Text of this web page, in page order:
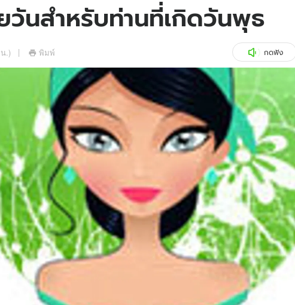
สถิติหวยไทย
วัยรุ่น
รถยนต์
สุขภาพ
เที่ยว-กิน
Tasteful Thailand
Sanook Choice
แอปฟรี ติดตามสนุกโซเชียลได้ที่
อิมเมจ ฟิวเจอร์ (ประเทศไทย) จำกัด
วันสำหรับท่านที่เกิดวันพุธ
.) พิมพ์ กดฟัง